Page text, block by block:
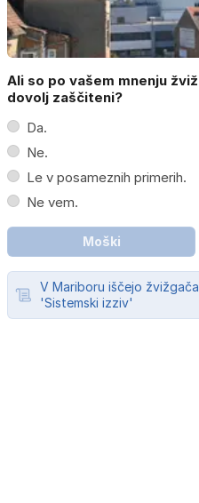
Ali so po vašem mnenju
dovolj zaščiteni?
Da.
Ne.
Le v posameznih primerih.
Ne vem.
Moški
V Mariboru iščejo
'Sistemski izziv'